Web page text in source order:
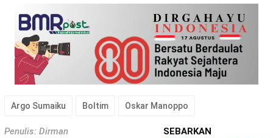
Argo Sumaiku Boltim Oskar Manoppo
Penulis: Dirman SEBARKAN